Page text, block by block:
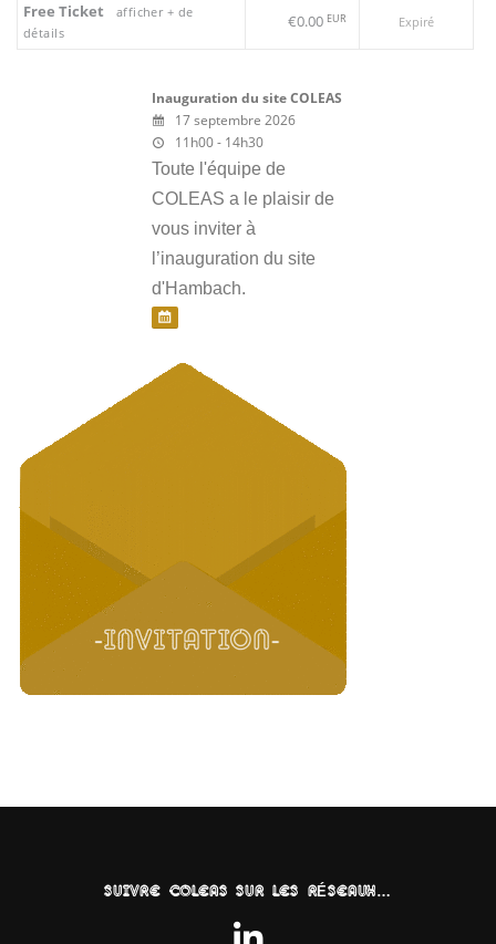
Free Ticket
afficher + de
détails
€0.00 EUR Expiré
Inauguration du site COLEAS
17 septembre 2026
11h00 - 14h30
Toute l'équipe de
COLEAS a le plaisir de
vous inviter à
l’inauguration du site
d'Hambach.
SUIVRE COLEAS SUR LES RÉSEAUX…